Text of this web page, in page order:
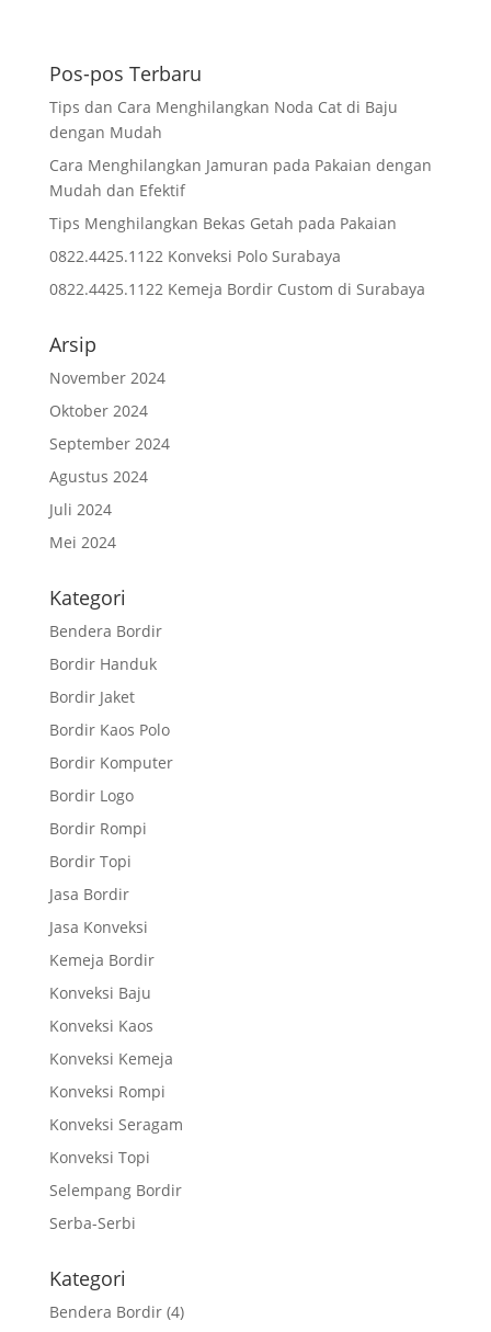
Pos-pos Terbaru
Tips dan Cara Menghilangkan Noda Cat di Baju
dengan Mudah
Cara Menghilangkan Jamuran pada Pakaian dengan
Mudah dan Efektif
Tips Menghilangkan Bekas Getah pada Pakaian
0822.4425.1122 Konveksi Polo Surabaya
0822.4425.1122 Kemeja Bordir Custom di Surabaya
Arsip
November 2024
Oktober 2024
September 2024
Agustus 2024
Juli 2024
Mei 2024
Kategori
Bendera Bordir
Bordir Handuk
Bordir Jaket
Bordir Kaos Polo
Bordir Komputer
Bordir Logo
Bordir Rompi
Bordir Topi
Jasa Bordir
Jasa Konveksi
Kemeja Bordir
Konveksi Baju
Konveksi Kaos
Konveksi Kemeja
Konveksi Rompi
Konveksi Seragam
Konveksi Topi
Selempang Bordir
Serba-Serbi
Kategori
Bendera Bordir(4)